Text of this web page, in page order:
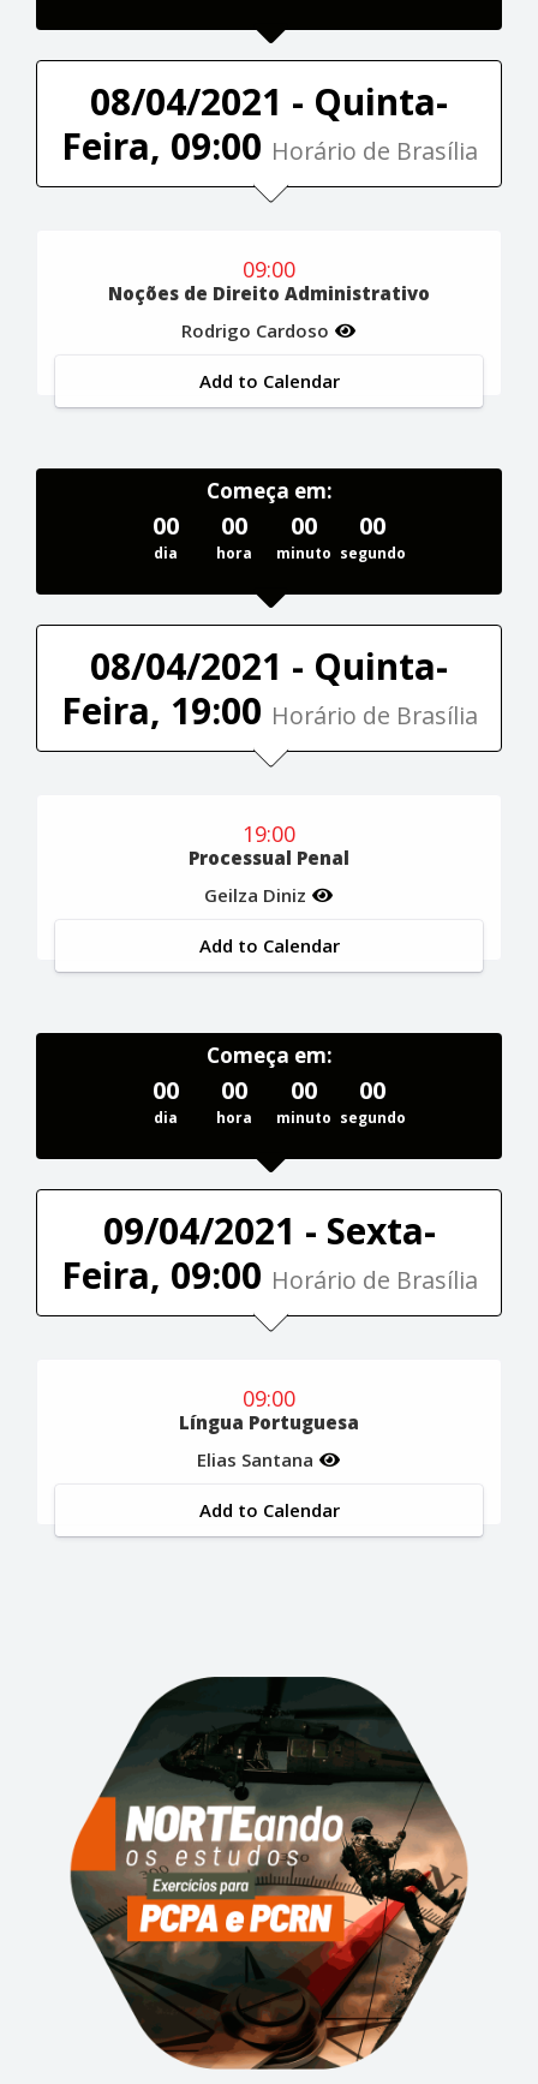
08/04/2021 - Quinta-
Feira, 09:00 Horário de Brasília
09:00
Noções de Direito Administrativo
Rodrigo Cardoso
Add to Calendar
Começa em:
00
dia
00
hora
00
minuto
00
segundo
08/04/2021 - Quinta-
Feira, 19:00 Horário de Brasília
19:00
Processual Penal
Geilza Diniz
Add to Calendar
Começa em:
00
dia
00
hora
00
minuto
00
segundo
09/04/2021 - Sexta-
Feira, 09:00 Horário de Brasília
09:00
Língua Portuguesa
Elias Santana
Add to Calendar